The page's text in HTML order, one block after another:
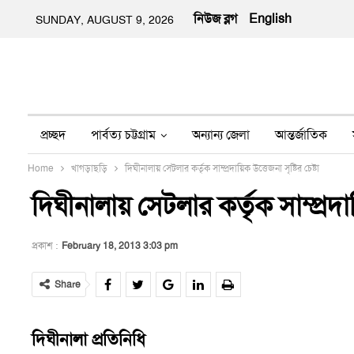
SUNDAY, AUGUST 9, 2026 নিউজ ব্লগ English
প্রচ্ছদ পার্বত্য চট্টগ্রাম অন্যান্য জেলা আন্তর্জাতিক
অন্য মিডিয়া ইতিহাস জীবন-যাপন তথ্য প্রযুক্তি
Home খাগড়াছড়ি দিঘীনালায় সেটলার কর্তৃক সাম্প্রদায়িক উত্তেজনা সৃষ্টির চেষ্টা
দিঘীনালায় সেটলার কর্তৃক
প্রকাশ : February 18, 2013 3:03 pm
Share
দিঘীনালা প্রতিনিধি